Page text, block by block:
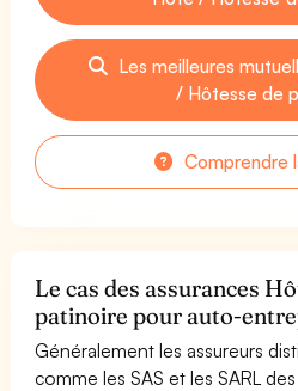
Les meilleures
/ Hôtesse de
Comprendre
Le cas des assurances
patinoire pour auto-
Généralement les assureurs
comme les SAS et les SARL